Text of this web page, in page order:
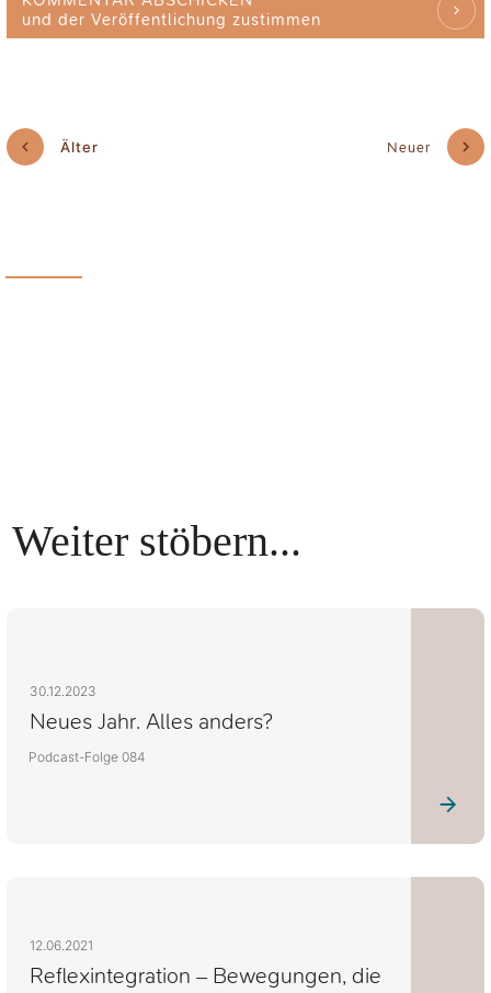
und der Veröffentlichung zustimmen
Älter Neuer
Weiter stöbern...
30.12.2023
Neues Jahr. Alles anders?
Podcast-Folge 084
12.06.2021
Reflexintegration – Bewegungen, die